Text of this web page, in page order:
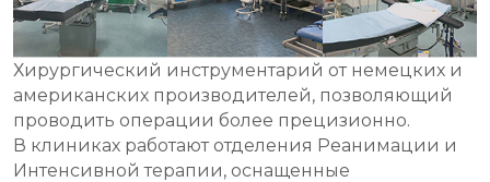
Хирургический инструментарий от немецких и
американских производителей, позволяющий
проводить операции более прецизионно.
В клиниках работают отделения Реанимации и
Интенсивной терапии, оснащенные